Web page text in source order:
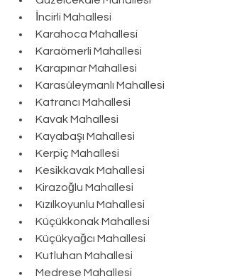
İncirli Mahallesi
Karahoca Mahallesi
Karaömerli Mahallesi
Karapınar Mahallesi
Karasüleymanlı Mahallesi
Katrancı Mahallesi
Kavak Mahallesi
Kayabaşı Mahallesi
Kerpiç Mahallesi
Kesikkavak Mahallesi
Kirazoğlu Mahallesi
Kızılkoyunlu Mahallesi
Küçükkonak Mahallesi
Küçükyağcı Mahallesi
Kutluhan Mahallesi
Medrese Mahallesi